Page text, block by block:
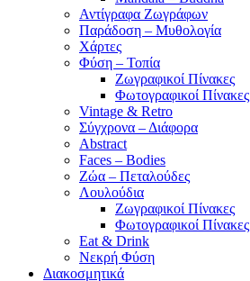
Αντίγραφα Ζωγράφων
Παράδοση – Μυθολογία
Χάρτες
Φύση – Τοπία
Ζωγραφικοί Πίνακες
Φωτογραφικοί Πίνακες
Vintage & Retro
Σύγχρονα – Διάφορα
Abstract
Faces – Bodies
Ζώα – Πεταλούδες
Λουλούδια
Ζωγραφικοί Πίνακες
Φωτογραφικοί Πίνακες
Eat & Drink
Νεκρή Φύση
Διακοσμητικά